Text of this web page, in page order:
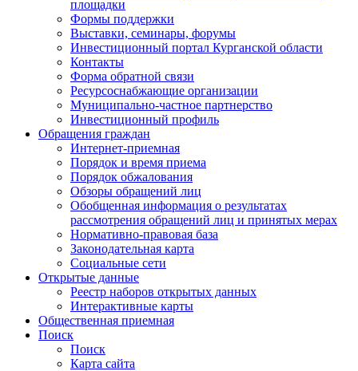
площадки
Формы поддержки
Выставки, семинары, форумы
Инвестиционный портал Курганской области
Контакты
Форма обратной связи
Ресурсоснабжающие организации
Муниципально-частное партнерство
Инвестиционный профиль
Обращения граждан
Интернет-приемная
Порядок и время приема
Порядок обжалования
Обзоры обращений лиц
Обобщенная информация о результатах
рассмотрения обращений лиц и принятых мерах
Нормативно-правовая база
Законодательная карта
Социальные сети
Открытые данные
Реестр наборов открытых данных
Интерактивные карты
Общественная приемная
Поиск
Поиск
Карта сайта